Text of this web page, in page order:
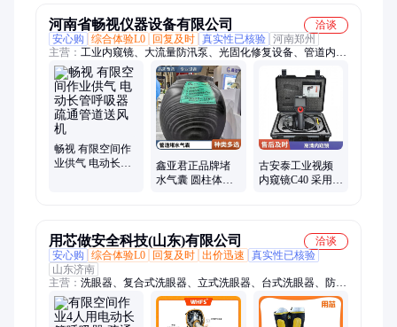
河南省畅视仪器设备有限公司
洽谈
安心购
综合体验L0 回复及时 真实性已核验 河南郑州
主营： 工业内窥镜、大流量防汛泵、光固化修复设备、管道内窥
镜、管道机器人、管道潜望镜、管道无线潜望镜、管道封堵气
囊、管道探测仪、管道全地形机器人、管道动力声纳、长距离管
道机器人、拖车式排水泵
畅视 有限空间作
业供气 电动长管
鑫亚君正品牌堵
水气囊 圆柱体天
古安泰工业视频
内窥镜C40 采用一
用芯做安全科技(山东)有限公司
洽谈
安心购
综合体验L0 回复及时 出价迅速
真实性已核验
山东济南
主营： 洗眼器、复合式洗眼器、立式洗眼器、台式洗眼器、防冻
洗眼器、不锈钢洗眼器、实验室洗眼器、便携式洗眼器、化工厂
洗眼器、电伴热洗眼器、人体静电释放器、防爆人体静电释放